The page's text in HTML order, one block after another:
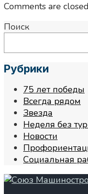
Comments are
Поиск
Рубрики
75 лет победы
Всегда рядом
Звезда
Неделя без
Новости
Социальная